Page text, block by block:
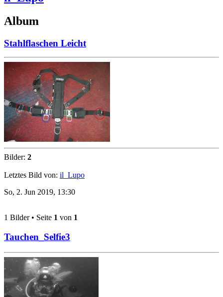
Album
Stahlflaschen Leicht
Bilder: 2
Letztes Bild von: il_Lupo
So, 2. Jun 2019, 13:30
1 Bilder • Seite 1 von 1
Tauchen_Selfie3